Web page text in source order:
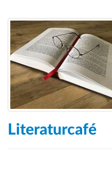
Literaturcafé